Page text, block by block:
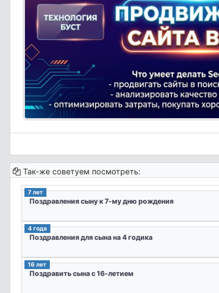
Так-же советуем посмотреть:
7 лет
Поздравления сыну к 7-му дню рождения
4 года
Поздравления для сына на 4 годика
16 лет
Поздравить сына с 16-летием